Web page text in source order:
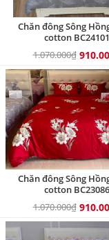
Chăn đông Sông
cotton BC24101
1.070.000₫
Chăn đông Sông
cotton BC23086
1.070.000₫